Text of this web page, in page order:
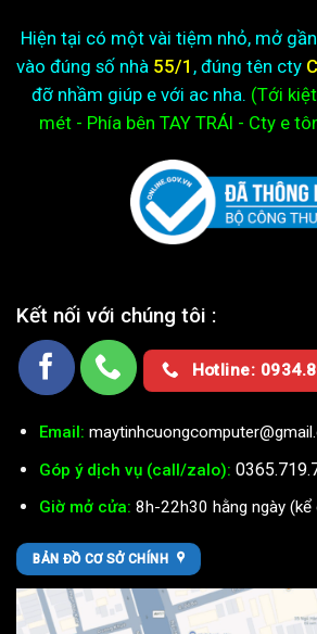
Hiện tại có một vài tiệm nhỏ, mở
vào đúng số nhà 55/1 , đúng tên cty
đỡ nhầm giúp e với ac nha. (Tới kiệt
mét - Phía bên TAY TRÁI - Cty e
Kết nối với chúng tôi :
Hotline:
Email:
Góp ý dịch vụ (call/zalo):
Giờ mở cửa: 8h-22h30 hằng ngày
BẢN ĐỒ CƠ SỞ CHÍNH